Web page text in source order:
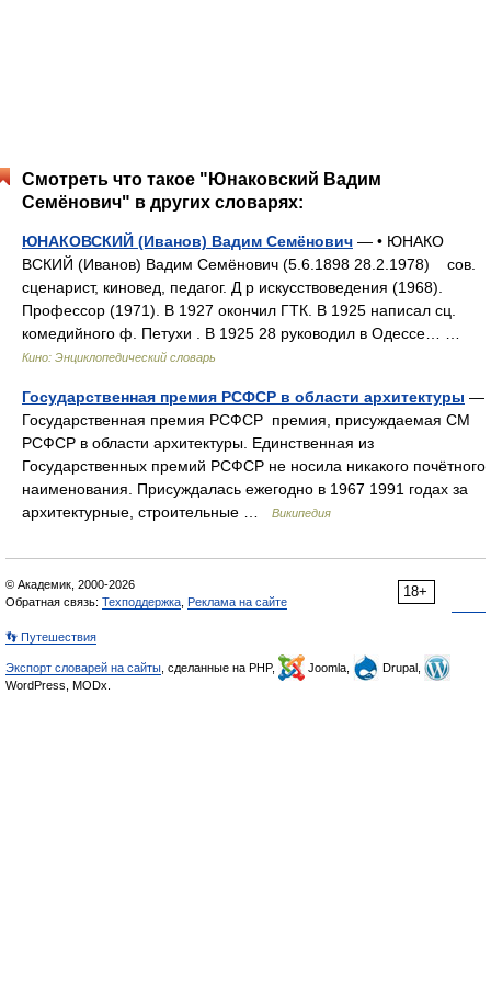
Смотреть что такое "Юнаковский Вадим
Семёнович" в других словарях:
ЮНАКОВСКИЙ (Иванов) Вадим Семёнович — • ЮНАКО
ВСКИЙ (Иванов) Вадим Семёнович (5.6.1898 28.2.1978) сов.
сценарист, киновед, педагог. Д р искусствоведения (1968).
Профессор (1971). В 1927 окончил ГТК. В 1925 написал сц.
комедийного ф. Петухи . В 1925 28 руководил в Одессе… …
Кино: Энциклопедический словарь
Государственная премия РСФСР в области архитектуры —
Государственная премия РСФСР премия, присуждаемая СМ
РСФСР в области архитектуры. Единственная из
Государственных премий РСФСР не носила никакого почётного
наименования. Присуждалась ежегодно в 1967 1991 годах за
архитектурные, строительные …
Википедия
18+
© Академик, 2000-2026
Обратная связь: Техподдержка Реклама на сайте
👣 Путешествия
Экспорт словарей на сайты , сделанные на PHP, Joomla,
Drupal,
WordPress, MODx.